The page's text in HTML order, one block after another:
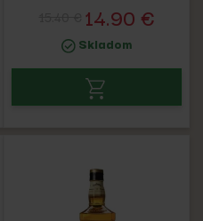
14.90 €
Skladom